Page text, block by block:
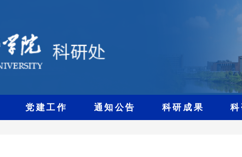
党建工作 通知公告 科研成果